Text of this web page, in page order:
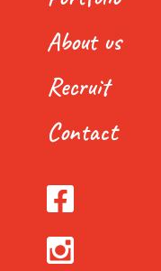
About us
Recruit
Contact